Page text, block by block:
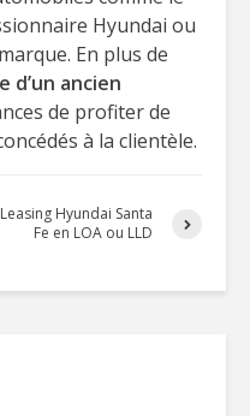
Hyundai ou
En plus de
d’un ancien
de profiter de
à la clientèle.
Leasing Hyundai Santa
Fe en LOA ou LLD